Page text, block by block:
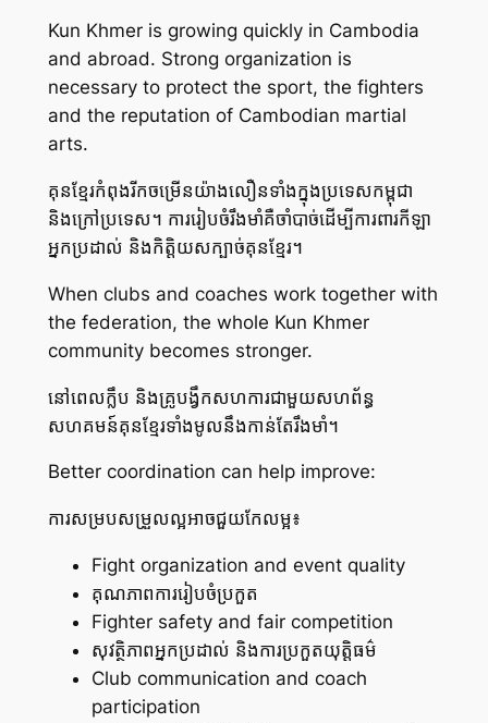
Kun Khmer is growing quickly in Cambodia
and abroad. Strong organization is
necessary to protect the sport, the fighters
and the reputation of Cambodian martial
arts.
គុនខ្មែរកំពុងរីកចម្រើនយ៉ាងលឿនទាំងក្នុងប្រទេសកម្ពុជា
និងក្រៅប្រទេស។ ការរៀបចំរឹងមាំគឺចាំបាច់ដើម្បីការពារកីឡា
អ្នកប្រដាល់ និងកិត្តិយសក្បាច់គុនខ្មែរ។
When clubs and coaches work together with
the federation, the whole Kun Khmer
community becomes stronger.
នៅពេលក្លឹប និងគ្រូបង្វឹកសហការជាមួយសហព័ន្ធ
សហគមន៍គុនខ្មែរទាំងមូលនឹងកាន់តែរឹងមាំ។
Better coordination can help improve:
ការសម្របសម្រួលល្អអាចជួយកែលម្អ៖
Fight organization and event quality
គុណភាពការរៀបចំប្រកួត
Fighter safety and fair competition
សុវត្ថិភាពអ្នកប្រដាល់ និងការប្រកួតយុត្តិធម៌
Club communication and coach
participation